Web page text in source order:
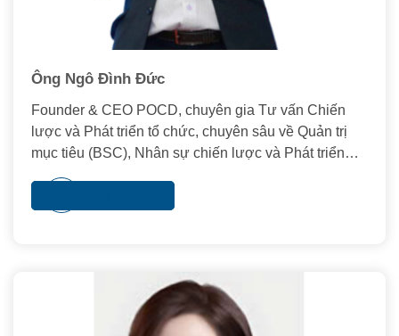
Ông Ngô Đình Đức
Founder & CEO POCD, chuyên gia Tư vấn Chiến
lược và Phát triển tổ chức, chuyên sâu về Quản trị
mục tiêu (BSC), Nhân sự chiến lược và Phát triển
năng lực lãnh đạo.